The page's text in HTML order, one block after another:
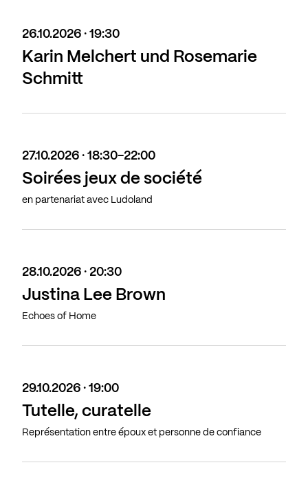
26.10.2026 · 19:30
Karin Melchert und Rosemarie
Schmitt
27.10.2026 · 18:30-22:00
Soirées jeux de société
en partenariat avec Ludoland
28.10.2026 · 20:30
Justina Lee Brown
Echoes of Home
29.10.2026 · 19:00
Tutelle, curatelle
Représentation entre époux et personne de confiance